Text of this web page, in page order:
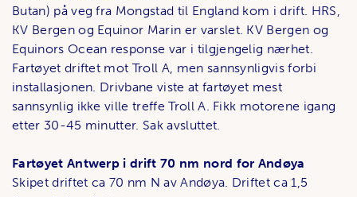
Butan) på veg fra Mongstad til England kom i drift. HRS,
KV Bergen og Equinor Marin er varslet. KV Bergen og
Equinors Ocean response var i tilgjengelig nærhet.
Fartøyet driftet mot Troll A, men sannsynligvis forbi
installasjonen. Drivbane viste at fartøyet mest
sannsynlig ikke ville treffe Troll A. Fikk motorene igang
etter 30-45 minutter. Sak avsluttet.
Fartøyet Antwerp i drift 70 nm nord for Andøya
Skipet driftet ca 70 nm N av Andøya. Driftet ca 1,5